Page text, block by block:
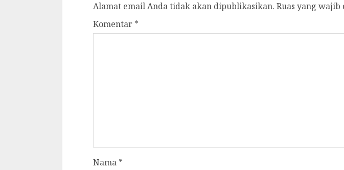
Alamat email Anda tidak akan dipublikasikan. Ruas yang
Komentar *
Nama *